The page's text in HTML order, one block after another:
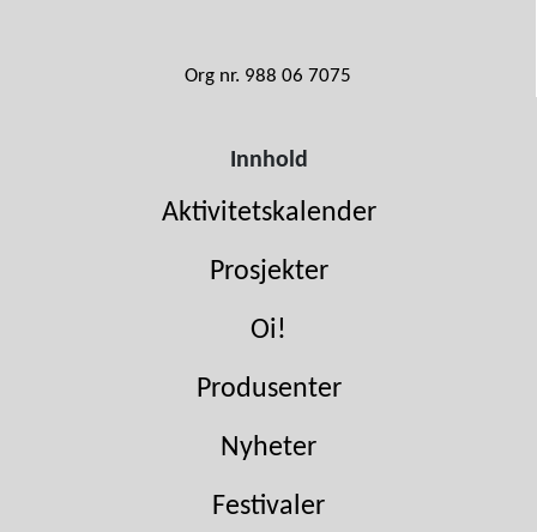
Org nr. 988 06 7075
Innhold
Aktivitetskalender
Prosjekter
Oi!
Produsenter
Nyheter
Festivaler